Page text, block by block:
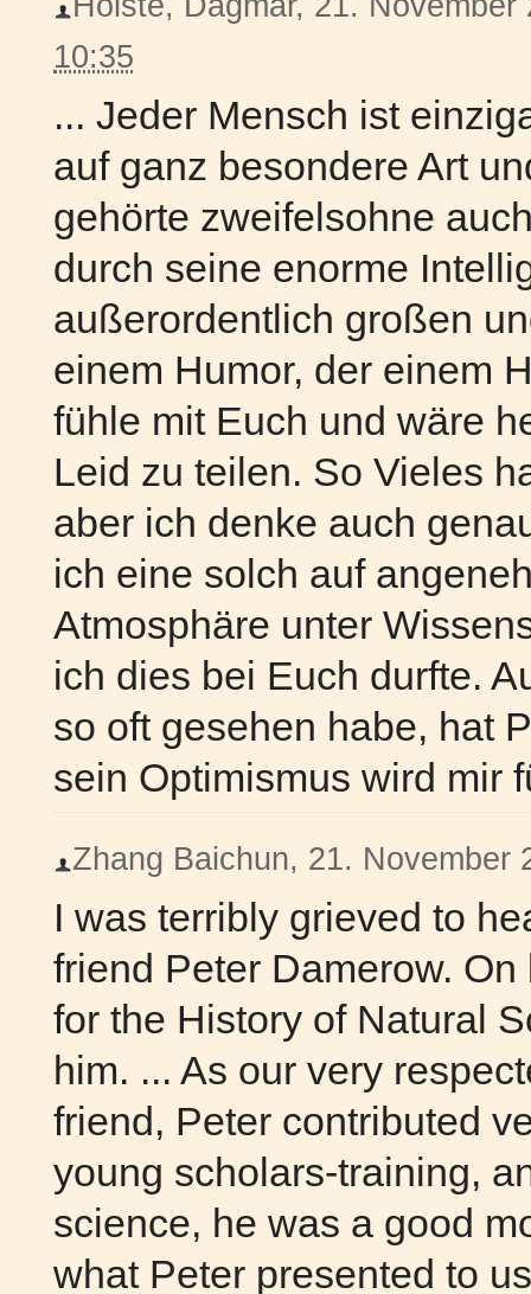
10:35
... Jeder Mensch ist
auf ganz besondere Art
gehörte zweifelsohne
durch seine enorme
außerordentlich großen
einem Humor, der einem
fühle mit Euch und wäre
Leid zu teilen. So Vieles
aber ich denke auch
ich eine solch auf
Atmosphäre unter
ich dies bei Euch durfte.
so oft gesehen habe, hat
sein Optimismus wird mir
Zhang Baichun, 21. November
I was terribly grieved to
friend Peter Damerow.
for the History of Natural
him. ... As our very
friend, Peter contributed
young scholars-training,
science, he was a good
what Peter presented to